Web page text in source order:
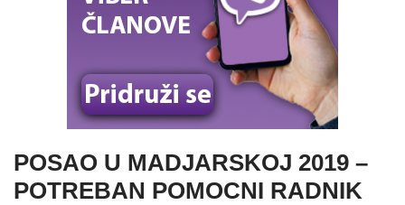
POSAO U MADJARSKOJ 2019 –
POTREBAN POMOCNI RADNIK